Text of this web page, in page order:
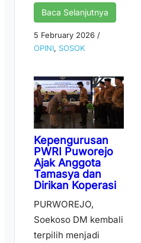
Baca Selanjutnya
5 February 2026 /
OPINI, SOSOK
Kepengurusan
PWRI Puworejo
Ajak Anggota
Tamasya dan
Dirikan Koperasi
PURWOREJO,
Soekoso DM kembali
terpilih menjadi